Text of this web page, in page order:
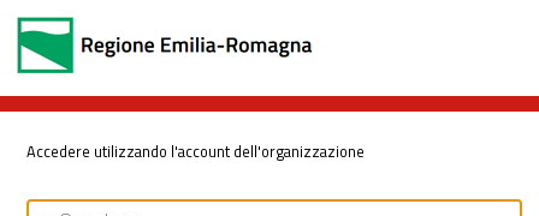
Accedere utilizzando l'account dell'organizzazione